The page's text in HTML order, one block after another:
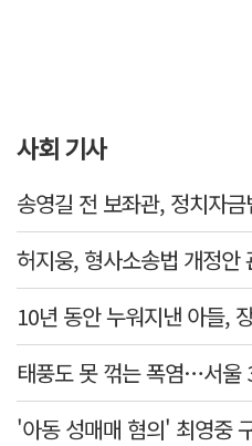
사회 기사